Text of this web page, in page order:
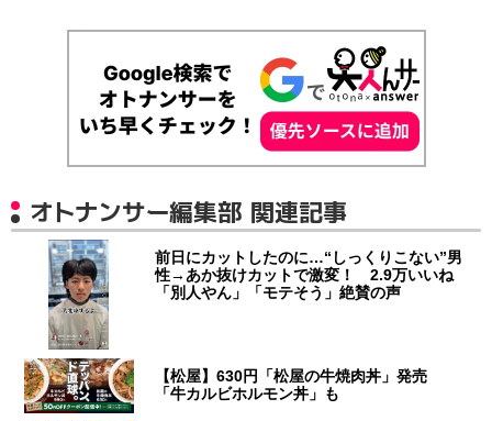
オトナンサー編集部 関連記事
前日にカットしたのに…“しっくりこない”男
性→あか抜けカットで激変！ 2.9万いいね
「別人やん」「モテそう」絶賛の声
【松屋】630円「松屋の牛焼肉丼」発売
「牛カルビホルモン丼」も